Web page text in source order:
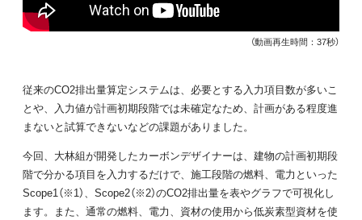
（動画再生時間：37秒）
従来のCO2排出量算定システムは、必要とする入力項目数が多いこ
とや、入力値が計画初期段階では未確定なため、計画がある程度進
まないと試算できないなどの課題がありました。
今回、大林組が開発したカーボンデザイナーは、建物の計画初期段
階で分かる項目を入力するだけで、施工段階の燃料、電力といった
Scope1（※1）、Scope2（※2）のCO2排出量を表やグラフで可視化し
ます。また、通常の燃料、電力、資材の使用から低炭素型資材を使